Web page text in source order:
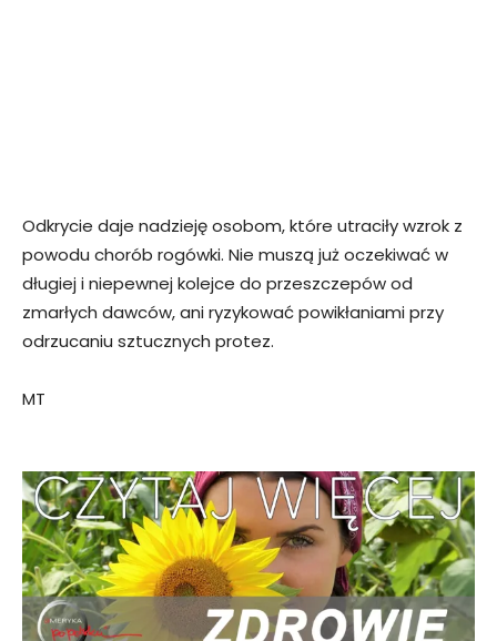
Odkrycie daje nadzieję osobom, które utraciły wzrok z
powodu chorób rogówki. Nie muszą już oczekiwać w
długiej i niepewnej kolejce do przeszczepów od
zmarłych dawców, ani ryzykować powikłaniami przy
odrzucaniu sztucznych protez.
MT